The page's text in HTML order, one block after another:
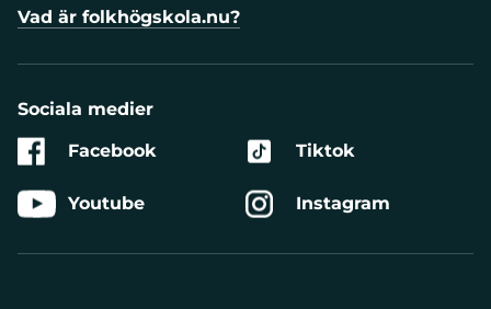
Vad är folkhögskola.nu?
Sociala medier
Facebook
Youtube
Tiktok
Instagram